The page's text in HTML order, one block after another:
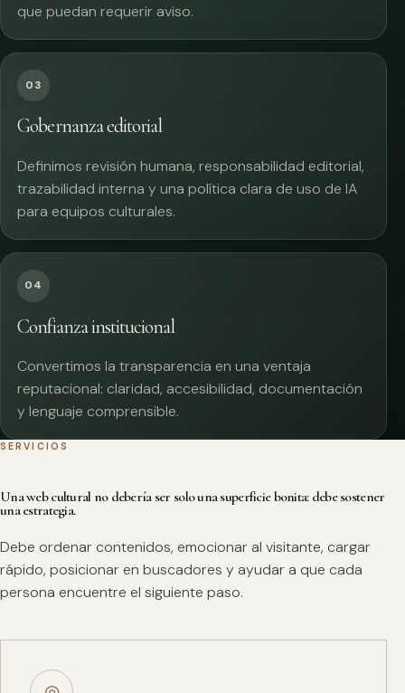
que puedan requerir aviso.
03
Gobernanza editorial
Definimos revisión humana, responsabilidad editorial,
trazabilidad interna y una política clara de uso de IA
para equipos culturales.
04
Confianza institucional
Convertimos la transparencia en una ventaja
reputacional: claridad, accesibilidad, documentación
y lenguaje comprensible.
SERVICIOS
Una web cultural no debería ser solo una superficie bonita: debe sostener
una estrategia.
Debe ordenar contenidos, emocionar al visitante, cargar
rápido, posicionar en buscadores y ayudar a que cada
persona encuentre el siguiente paso.